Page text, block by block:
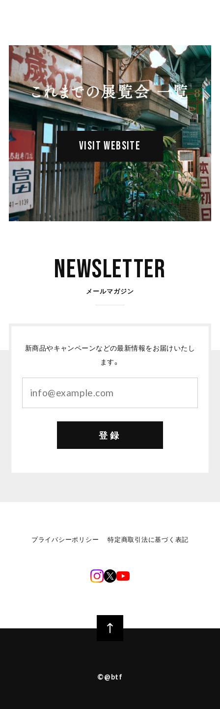
VISIT WEBSITE
Newsletter
メールマガジン
新商品やキャンペーンなどの最新情報をお届けいたし
ます。
登録
プライバシーポリシー 特定商取引法に基づく表記
©︎@btf